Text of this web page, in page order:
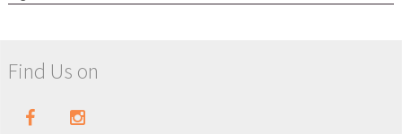
Find Us on